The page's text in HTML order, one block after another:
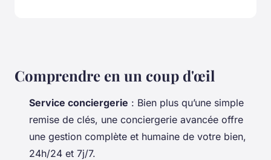
Comprendre en un coup d'œil
Service conciergerie : Bien plus qu’une simple
remise de clés, une conciergerie avancée offre
une gestion complète et humaine de votre bien,
24h/24 et 7j/7.